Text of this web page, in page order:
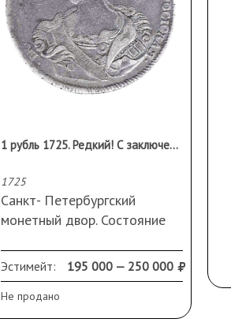
1 рубль 1725. Редкий! С заключением ЦИКЦ.
1725
Cанкт- Петербургский
монетный двор. Состояние
Редкая. Розетка в начале и
конце легенды, СПБ на
обратной стороне,
трилистники разделяют
Эстимейт: 195 000 — 250 000
Не продано